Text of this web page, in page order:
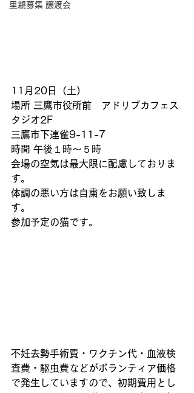
里親募集 譲渡会
11月20日（土）
場所 三鷹市役所前　アドリブカフェス
タジオ2F
三鷹市下連雀9-11-7
時間 午後１時～５時
会場の空気は最大限に配慮しておりま
す。
体調の悪い方は自粛をお願い致しま
す。
参加予定の猫です。
不妊去勢手術費・ワクチン代・血液検
査費・駆虫費などがボランティア価格
で発生していますので、初期費用とし